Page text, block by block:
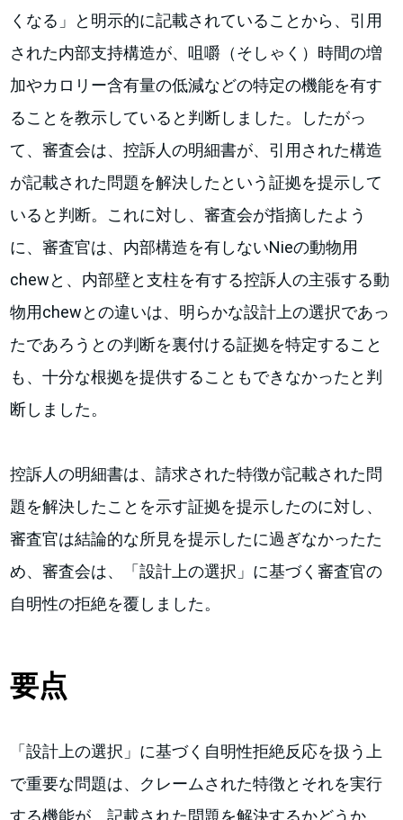
くなる」と明示的に記載されていることから、引用
された内部支持構造が、咀嚼（そしゃく）時間の増
加やカロリー含有量の低減などの特定の機能を有す
ることを教示していると判断しました。したがっ
て、審査会は、控訴人の明細書が、引用された構造
が記載された問題を解決したという証拠を提示して
いると判断。これに対し、審査会が指摘したよう
に、審査官は、内部構造を有しないNieの動物用
chewと、内部壁と支柱を有する控訴人の主張する動
物用chewとの違いは、明らかな設計上の選択であっ
たであろうとの判断を裏付ける証拠を特定すること
も、十分な根拠を提供することもできなかったと判
断しました。
控訴人の明細書は、請求された特徴が記載された問
題を解決したことを示す証拠を提示したのに対し、
審査官は結論的な所見を提示したに過ぎなかったた
め、審査会は、「設計上の選択」に基づく審査官の
自明性の拒絶を覆しました。
要点
「設計上の選択」に基づく自明性拒絶反応を扱う上
で重要な問題は、クレームされた特徴とそれを実行
する機能が、記載された問題を解決するかどうか、